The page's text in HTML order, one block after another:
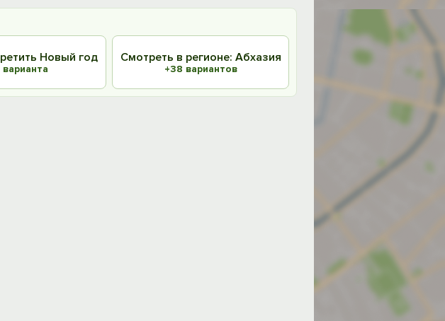
Новый год
варианта
Смотреть в регионе: Абхазия
+38 вариантов